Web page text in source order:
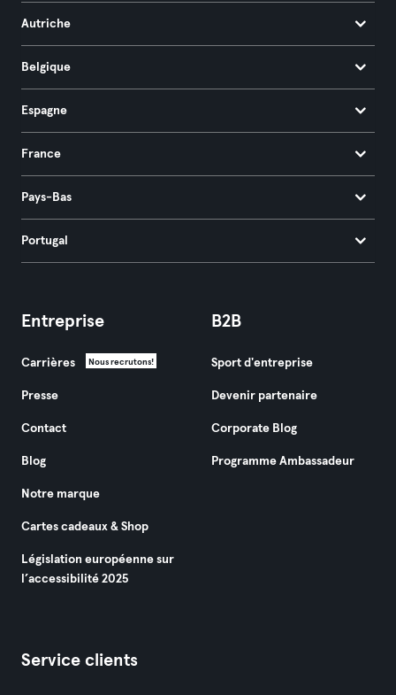
Autriche
Belgique
Espagne
France
Pays-Bas
Portugal
Entreprise
Carrières Nous recrutons!
Presse
Contact
Blog
Notre marque
Cartes cadeaux & Shop
Législation européenne sur
l’accessibilité 2025
B2B
Sport d'entreprise
Devenir partenaire
Corporate Blog
Programme Ambassadeur
Service clients